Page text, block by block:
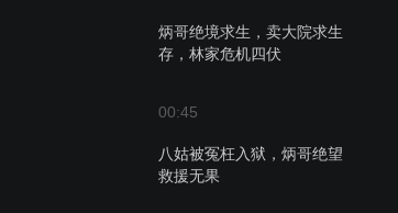
炳哥绝境求生，卖大院求生
存，林家危机四伏
00:45
八姑被冤枉入狱，炳哥绝望
救援无果